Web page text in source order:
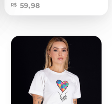
R$ 59,98